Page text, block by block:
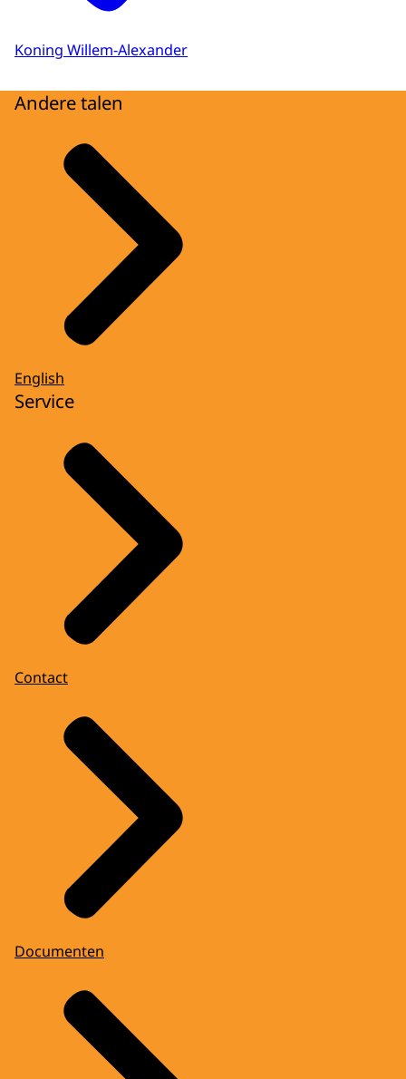
Koning Willem-Alexander
Andere talen
English
Service
Contact
Documenten